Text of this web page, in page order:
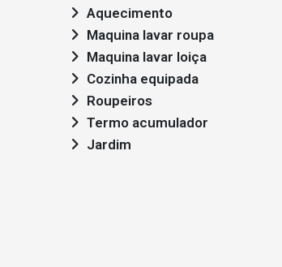
Aquecimento
Maquina lavar roupa
Maquina lavar loiça
Cozinha equipada
Roupeiros
Termo acumulador
Jardim